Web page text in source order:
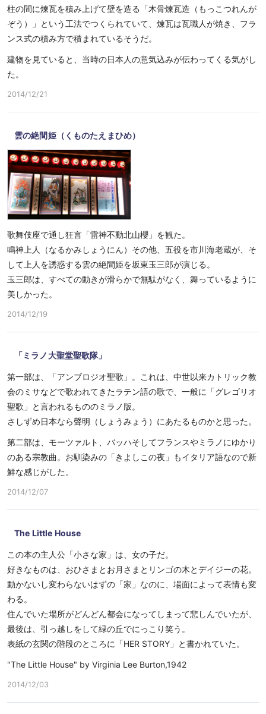
柱の間に煉瓦を積み上げて壁を造る「木骨煉瓦造（もっこつれんが
ぞう）」という工法でつくられていて、煉瓦は瓦職人が焼き、フラ
ンス式の積み方で積まれているそうだ。
建物を見ていると、当時の日本人の意気込みが伝わってくる気がし
た。
2014/12/21
雲の絶間姫（くものたえまひめ）
歌舞伎座で通し狂言「雷神不動北山櫻」を観た。
鳴神上人（なるかみしょうにん）その他、五役を市川海老蔵が、そ
して上人を誘惑する雲の絶間姫を坂東玉三郎が演じる。
玉三郎は、すべての動きが滑らかで無駄がなく、舞っているように
美しかった。
2014/12/19
「ミラノ大聖堂聖歌隊」
第一部は、「アンブロジオ聖歌」。これは、中世以来カトリック教
会のミサなどで歌われてきたラテン語の歌で、一般に「グレゴリオ
聖歌」と言われるもののミラノ版。
さしずめ日本なら聲明（しょうみょう）にあたるものかと思った。
第二部は、モーツァルト、バッハそしてフランスやミラノにゆかり
のある宗教曲。お馴染みの「きよしこの夜」もイタリア語なので新
鮮な感じがした。
2014/12/07
The Little House
この本の主人公「小さな家」は、女の子だ。
好きなものは、おひさまとお月さまとリンゴの木とデイジーの花。
動かないし変わらないはずの「家」なのに、場面によって表情も変
わる。
住んでいた場所がどんどん都会になってしまって悲しんでいたが、
最後は、引っ越しをして緑の丘でにっこり笑う。
表紙の玄関の階段のところに「HER STORY」と書かれていた。
"The Little House" by Virginia Lee Burton,1942
2014/12/03